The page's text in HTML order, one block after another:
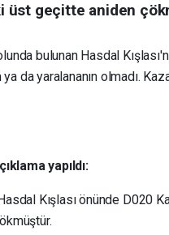
üst geçitte aniden
bulunan Hasdal
da yaralananın olmadı.
yapıldı:
Kışlası önünde D020